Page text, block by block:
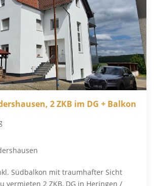
2 ZKB im DG + Balkon
Südbalkon mit traumhafter Sicht
vermieten 2 ZKB, DG in Heringen /